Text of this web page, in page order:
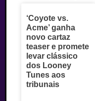
‘Coyote vs.
Acme’ ganha
novo cartaz
teaser e promete
levar clássico
dos Looney
Tunes aos
tribunais